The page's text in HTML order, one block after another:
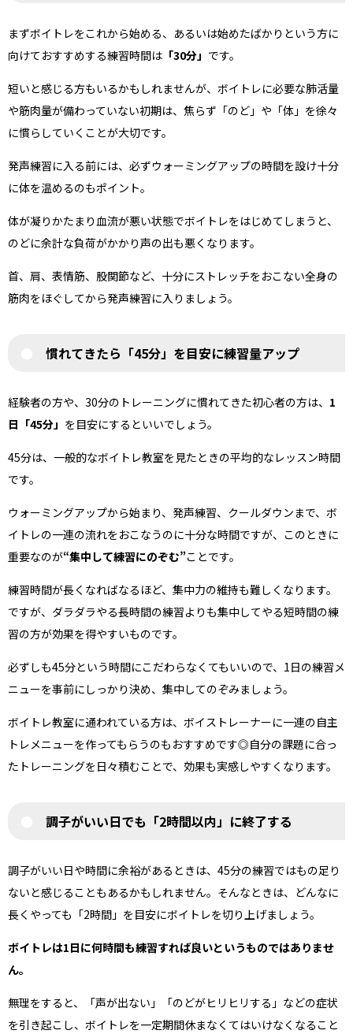
まずボイトレをこれから始める、あるいは始めたばかりという方に
向けておすすめする練習時間は 「30分」 です。
短いと感じる方もいるかもしれませんが、ボイトレに必要な肺活量
や筋肉量が備わっていない初期は、焦らず「のど」や「体」を徐々
に慣らしていくことが大切です。
発声練習に入る前には、必ずウォーミングアップの時間を設け十分
に体を温めるのもポイント。
体が凝りかたまり血流が悪い状態でボイトレをはじめてしまうと、
のどに余計な負荷がかかり声の出も悪くなります。
首、肩、表情筋、股関節など、十分にストレッチをおこない全身の
筋肉をほぐしてから発声練習に入りましょう。
慣れてきたら「45分」を目安に練習量アップ
経験者の方や、30分のトレーニングに慣れてきた初心者の方は、 1
日「45分」 を目安にするといいでしょう。
45分は、一般的なボイトレ教室を見たときの平均的なレッスン時間
です。
ウォーミングアップから始まり、発声練習、クールダウンまで、ボ
イトレの一連の流れをおこなうのに十分な時間ですが、このときに
重要なのが“集中して練習にのぞむ”ことです。
練習時間が長くなればなるほど、集中力の維持も難しくなります。
ですが、ダラダラやる長時間の練習よりも集中してやる短時間の練
習の方が効果を得やすいものです。
必ずしも45分という時間にこだわらなくてもいいので、1日の練習メ
ニューを事前にしっかり決め、集中してのぞみましょう。
ボイトレ教室に通われている方は、ボイストレーナーに一連の自主
トレメニューを作ってもらうのもおすすめです◎自分の課題に合っ
たトレーニングを日々積むことで、効果も実感しやすくなります。
調子がいい日でも「2時間以内」に終了する
調子がいい日や時間に余裕があるときは、45分の練習ではもの足り
ないと感じることもあるかもしれません。そんなときは、どんなに
長くやっても「2時間」を目安にボイトレを切り上げましょう。
ボイトレは1日に何時間も練習すれば良いというものではありませ
ん。
無理をすると、「声が出ない」「のどがヒリヒリする」などの症状
を引き起こし、ボイトレを一定期間休まなくてはいけなくなること